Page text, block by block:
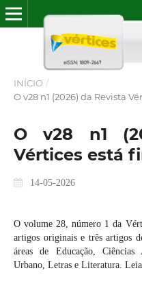
INÍCIO /
O v28 n1 (2026) da Revista
O v28 n1
Vértices está
14-05-2026
O volume 28, número 1 da
artigos originais e três artigos
áreas de Educação, Ciências
Urbano, Letras e Literatura.